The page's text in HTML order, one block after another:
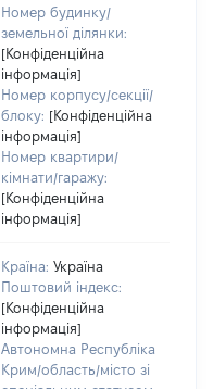
Номер будинку/
земельної ділянки:
[Конфіденційна
інформація]
Номер корпусу/секції/
блоку: [Конфіденційна
інформація]
Номер квартири/
кімнати/гаражу:
[Конфіденційна
інформація]
Країна: Україна
Поштовий індекс:
[Конфіденційна
інформація]
Автономна Республіка
Крим/область/місто зі